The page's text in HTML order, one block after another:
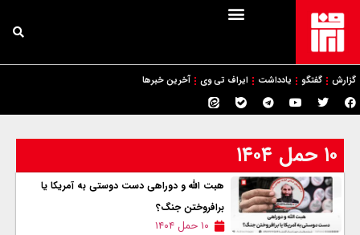
گزارش گفتگو یادداشت ایراف تی وی آخرین خبرها
۱۰ حمل ۱۴۰۴
هبت الله و دوراهی دست دوستی به آمریکا یا
برافروختن جنگ؟
۱۰ حمل ۱۴۰۴